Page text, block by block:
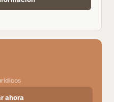
ahora